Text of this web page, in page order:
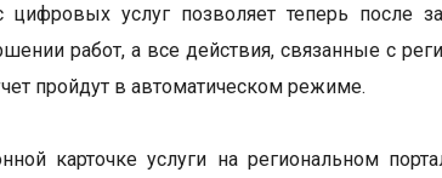
услуг позволяет теперь после
работ, а все действия, связанные с
пройдут в автоматическом режиме.
карточке услуги на региональном